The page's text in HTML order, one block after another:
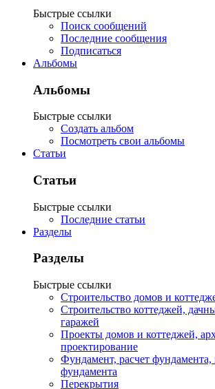
Быстрые ссылки
Поиск сообщений
Последние сообщения
Подписаться
Альбомы
Альбомы
Быстрые ссылки
Создать альбом
Посмотреть свои альбомы
Статьи
Статьи
Быстрые ссылки
Последние статьи
Разделы
Разделы
Быстрые ссылки
Строительство домов и
Строительство коттеджей,
гаражей
Проекты домов и коттеджей,
проектирование
Фундамент, расчет фундамента,
фундамента
Перекрытия